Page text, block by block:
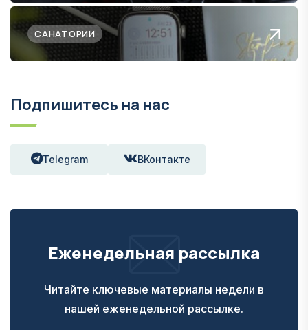
САНАТОРИИ
Подпишитесь на нас
Telegram ВКонтакте
Еженедельная рассылка
Читайте ключевые материалы недели в
нашей еженедельной рассылке.